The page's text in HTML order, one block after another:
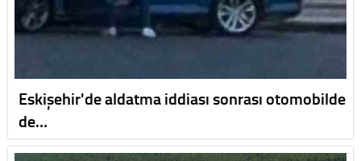
Eskişehir'de aldatma iddiası sonrası otomobilde
de…